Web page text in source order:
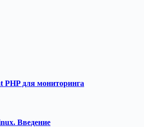
PHP для мониторинга
Введение